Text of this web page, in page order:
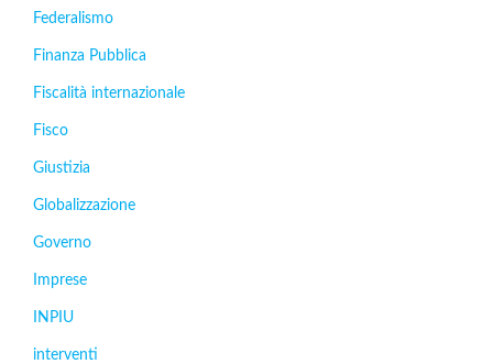
Federalismo
Finanza Pubblica
Fiscalità internazionale
Fisco
Giustizia
Globalizzazione
Governo
Imprese
INPIU
interventi